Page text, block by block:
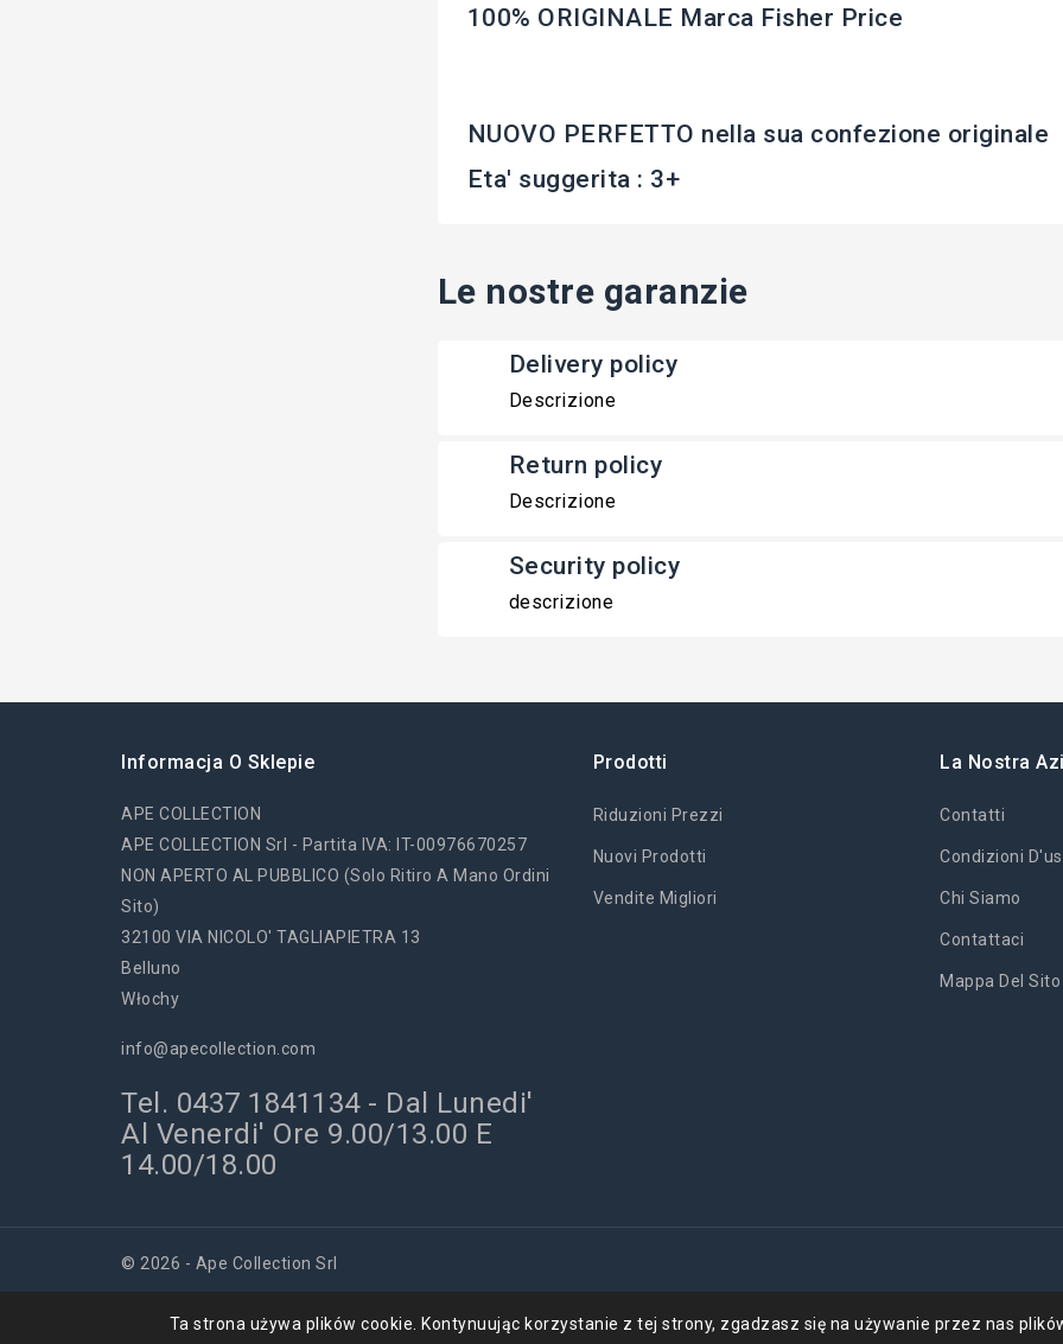
100% ORIGINALE Marca Fisher Price
NUOVO PERFETTO nella sua confezione originale
Eta' suggerita : 3+
Le nostre garanzie
Delivery policy
Descrizione
Return policy
Descrizione
Security policy
descrizione
Informacja O Sklepie
APE COLLECTION
APE COLLECTION Srl - Partita IVA: IT-00976670257
NON APERTO AL PUBBLICO (solo Ritiro A Mano Ordini
Sito)
32100 VIA NICOLO' TAGLIAPIETRA 13
Belluno
Włochy
info@apecollection.com
Tel. 0437 1841134 - Dal Lunedi'
Al Venerdi' Ore 9.00/13.00 E
14.00/18.00
Prodotti
Riduzioni Prezzi
Nuovi Prodotti
Vendite Migliori
La Nostra
Contatti
Condizioni
Chi Siamo
Contattaci
Mappa Del Sito
Ta strona używa plików cookie. Kontynuując korzystanie z tej strony, zgadzasz się na używanie przez nas
© 2026 - Ape Collection Srl